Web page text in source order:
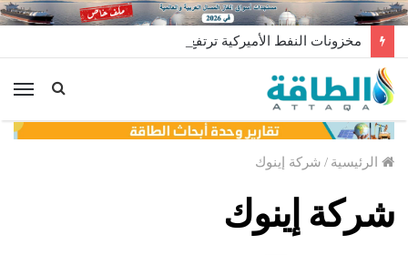
الرئيسية / شركة إينوك
شركة إينوك